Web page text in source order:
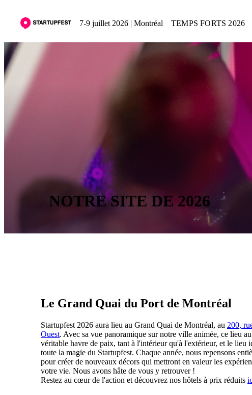
7-9 juillet 2026 | Montréal TEMPS FORTS 2026
NOTRE SITE DE 2026
Le Grand Quai du Port de Montréal
Startupfest 2026 aura lieu au Grand Quai de Montréal, au 200,
Ouest. Avec sa vue panoramique sur notre ville animée, ce lieu
véritable havre de paix, tant à l'intérieur qu'à l'extérieur, et le lieu
toute la magie du Startupfest. Chaque année, nous repensons
pour créer de nouveaux décors qui mettront en valeur les
votre vie. Nous avons hâte de vous y retrouver !
Restez au cœur de l'action et découvrez nos hôtels à prix réduits